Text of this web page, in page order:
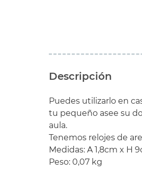
Descripción
Puedes utilizarlo en
tu pequeño asee su
aula.
Tenemos relojes de
Medidas: A 1,8cm x H
Peso: 0,07 kg